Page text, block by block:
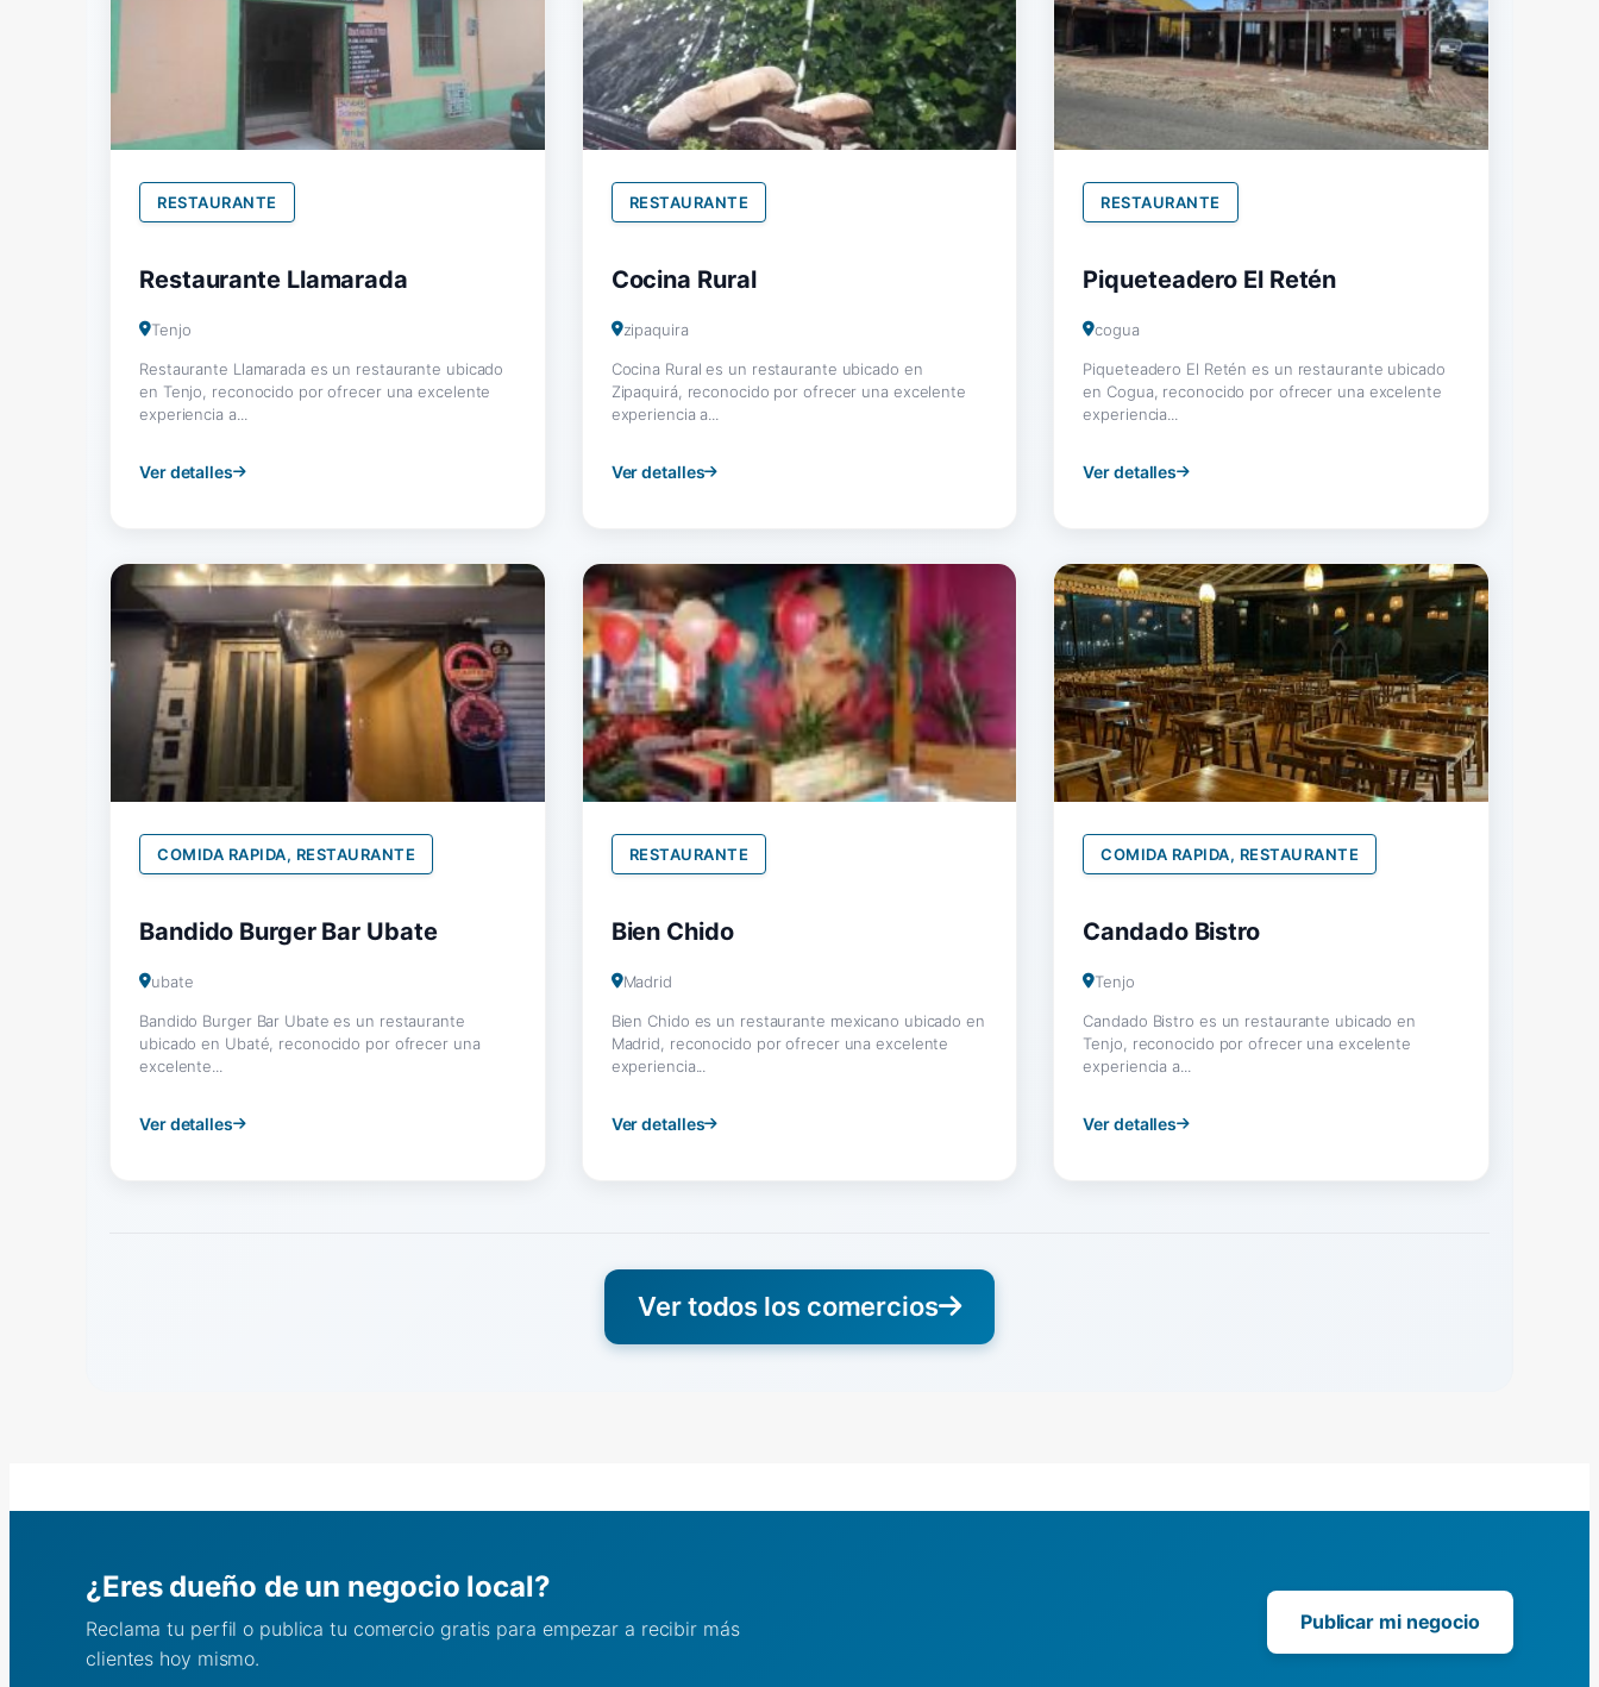
RESTAURANTE
Restaurante Llamarada
Tenjo
Restaurante Llamarada es un restaurante ubicado
en Tenjo, reconocido por ofrecer una excelente
experiencia a...
Ver detalles
RESTAURANTE
Cocina Rural
zipaquira
Cocina Rural es un restaurante ubicado en
Zipaquirá, reconocido por ofrecer una excelente
experiencia a...
Ver detalles
RESTAURANTE
Piqueteadero El Retén
cogua
Piqueteadero El Retén es un restaurante ubicado
en Cogua, reconocido por ofrecer una excelente
experiencia...
Ver detalles
COMIDA RAPIDA, RESTAURANTE
Bandido Burger Bar Ubate
ubate
Bandido Burger Bar Ubate es un restaurante
ubicado en Ubaté, reconocido por ofrecer una
excelente...
Ver detalles
RESTAURANTE
Bien Chido
Madrid
Bien Chido es un restaurante mexicano ubicado en
Madrid, reconocido por ofrecer una excelente
experiencia...
Ver detalles
COMIDA RAPIDA, RESTAURANTE
Candado Bistro
Tenjo
Candado Bistro es un restaurante ubicado en
Tenjo, reconocido por ofrecer una excelente
experiencia a...
Ver detalles
Ver todos los comercios
¿Eres dueño de un negocio local?
Reclama tu perfil o publica tu comercio gratis para empezar a recibir más
clientes hoy mismo.
Publicar mi negocio